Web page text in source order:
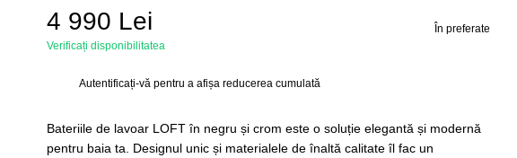
4 990 Lei
Verificați disponibilitatea
În preferate
Autentificați-văpentru a afișa reducerea cumulată
Bateriile de lavoar LOFT în negru și crom este o soluție elegantă și modernă
pentru baia ta. Designul unic și materialele de înaltă calitate îl fac un